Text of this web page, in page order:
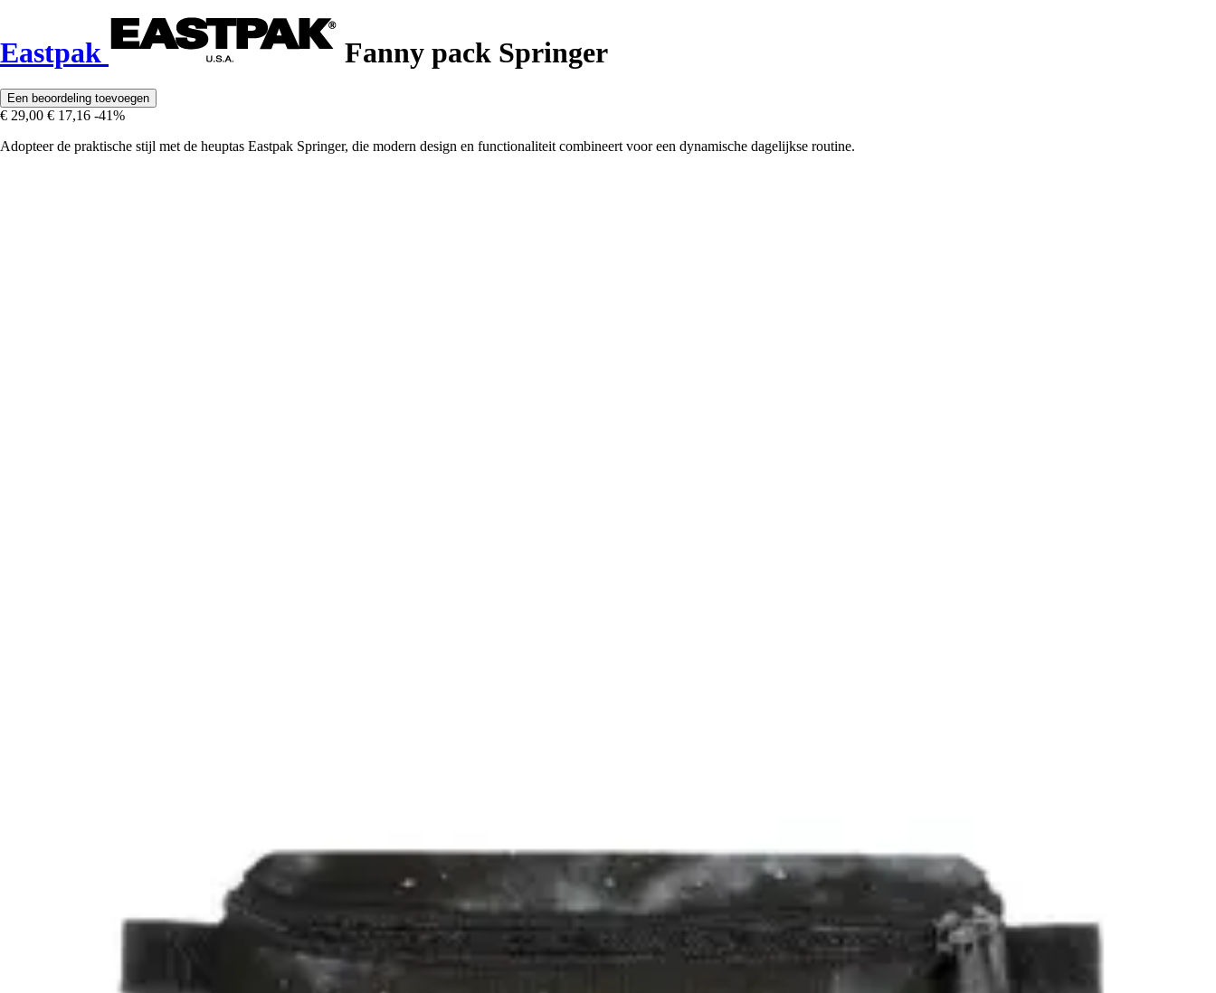
Eastpak Fanny pack Springer
Een beoordeling toevoegen
€ 29,00 € 17,16 -41%
Adopteer de praktische stijl met de heuptas Eastpak Springer, die modern design en functionaliteit combineert voor een dynamische dagelijkse routine.